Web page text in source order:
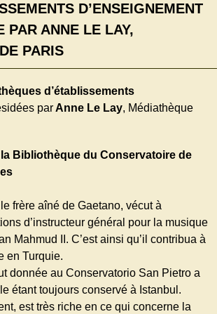
D’ENSEIGNEMENT
PAR ANNE LE LAY,
PARIS
d’établissements
parAnne Le Lay, Médiathèque
Bibliothèque du Conservatoire de
frère aîné de Gaetano, vécut à
d’instructeur général pour la musique
Mahmud II. C’est ainsi qu’il contribua à
en Turquie.
donnée au Conservatorio San Pietro a
étant toujours conservé à Istanbul.
est très riche en ce qui concerne la